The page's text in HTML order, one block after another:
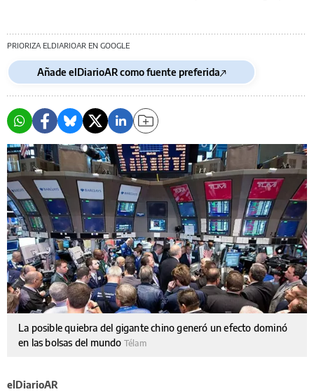
PRIORIZA ELDIARIOAR EN GOOGLE
Añade elDiarioAR como fuente preferida
La posible quiebra del gigante chino generó un efecto dominó
en las bolsas del mundo Télam
elDiarioAR